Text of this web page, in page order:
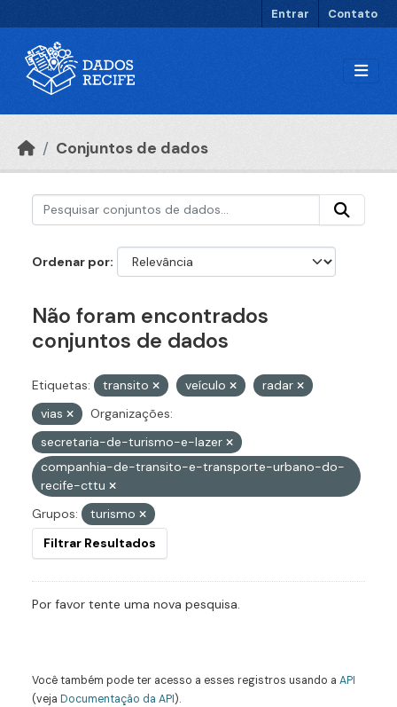
Entrar Contato
Conjuntos de dados
Ordenar por
Não foram encontrados
conjuntos de dados
Etiquetas: transito veículo
radar
vias
Organizações:
secretaria-de-turismo-e-lazer
companhia-de-transito-e-transporte-urbano-do-
recife-cttu
Grupos:
turismo
Filtrar Resultados
Por favor tente uma nova pesquisa.
Você também pode ter acesso a esses registros usando a API
(veja Documentação da API).